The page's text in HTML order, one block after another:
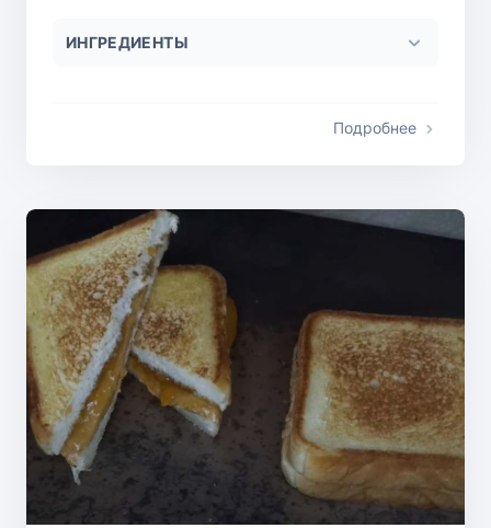
ИНГРЕДИЕНТЫ
Подробнее